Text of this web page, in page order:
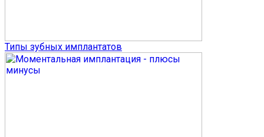
Типы зубных имплантатов